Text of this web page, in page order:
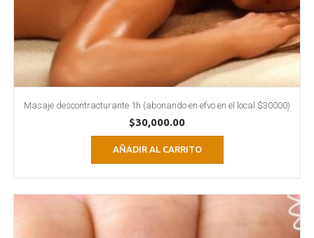
Masaje descontracturante 1h (abonando en efvo en el local $30000)
$30,000.00
AÑADIR AL CARRITO